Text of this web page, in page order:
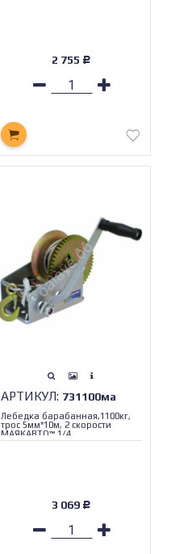
2 755 Р
АРТИКУЛ: 731100ма
Лебедка барабанная,1100кг,
трос 5мм*10м, 2 скорости
МАЯКАВТО™ 1/4_
3 069 Р